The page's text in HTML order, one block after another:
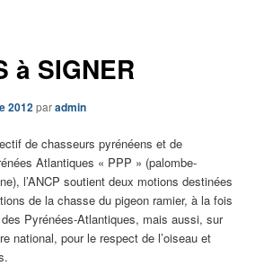
à SIGNER
2012paradmin
de chasseurs pyrénéens et de
Atlantiques « PPP » (palombe-
l’ANCP soutient deux motions destinées
de la chasse du pigeon ramier, à la fois
Pyrénées-Atlantiques, mais aussi, sur
national, pour le respect de l’oiseau et